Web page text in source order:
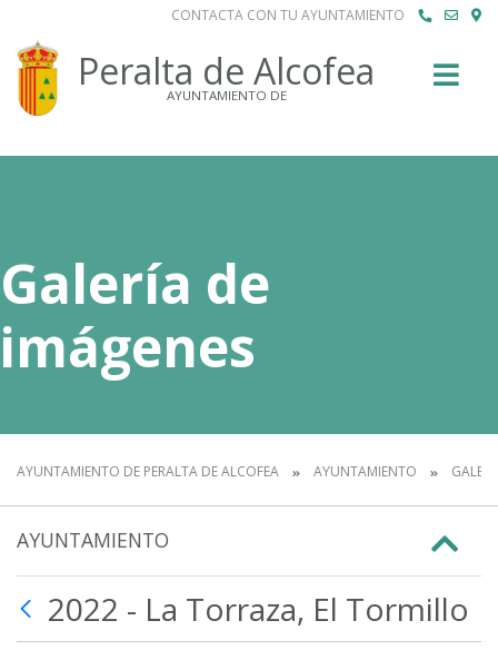
CONTACTA CON TU AYUNTAMIENTO
Peralta de Alcofea
AYUNTAMIENTO DE
Galería de
imágenes
AYUNTAMIENTO DE PERALTA DE ALCOFEA AYUNTAMIENTO
AYUNTAMIENTO
2022 - La Torraza, El Tormillo